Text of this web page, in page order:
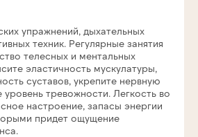
упражнений, дыхательных
техник. Регулярные занятия
телесных и ментальных
эластичность мускулатуры,
суставов, укрепите нервную
уровень тревожности. Легкость во
настроение, запасы энергии
придет ощущение